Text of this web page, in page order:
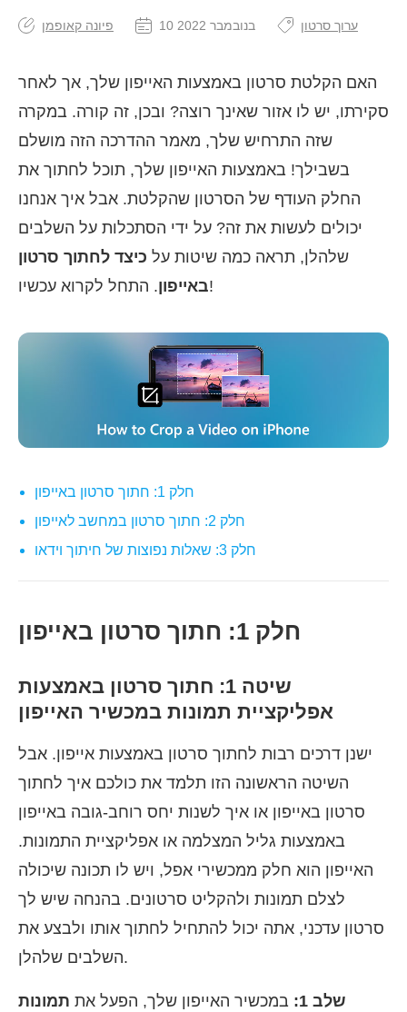
פיונה קאופמן 10 בנובמבר 2022 ערוך סרטון
האם הקלטת סרטון באמצעות האייפון שלך, אך לאחר
סקירתו, יש לו אזור שאינך רוצה? ובכן, זה קורה. במקרה
שזה התרחיש שלך, מאמר ההדרכה הזה מושלם
בשבילך! באמצעות האייפון שלך, תוכל לחתוך את
החלק העודף של הסרטון שהקלטת. אבל איך אנחנו
יכולים לעשות את זה? על ידי הסתכלות על השלבים
שלהלן, תראה כמה שיטות על כיצד לחתוך סרטון
באייפון. התחל לקרוא עכשיו!
חלק 1: חתוך סרטון באייפון
חלק 2: חתוך סרטון במחשב לאייפון
חלק 3: שאלות נפוצות של חיתוך וידאו
חלק 1: חתוך סרטון באייפון
שיטה 1: חתוך סרטון באמצעות
אפליקציית תמונות במכשיר האייפון
ישנן דרכים רבות לחתוך סרטון באמצעות אייפון. אבל
השיטה הראשונה הזו תלמד את כולכם איך לחתוך
סרטון באייפון או איך לשנות יחס רוחב-גובה באייפון
באמצעות גליל המצלמה או אפליקציית התמונות.
האייפון הוא חלק ממכשירי אפל, ויש לו תכונה שיכולה
לצלם תמונות ולהקליט סרטונים. בהנחה שיש לך
סרטון עדכני, אתה יכול להתחיל לחתוך אותו ולבצע את
השלבים שלהלן.
שלב 1: במכשיר האייפון שלך, הפעל את תמונות